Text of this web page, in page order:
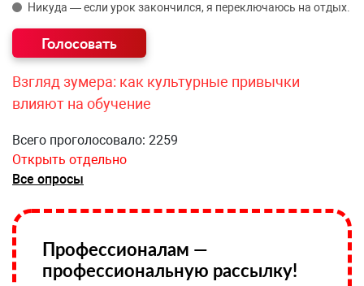
Никуда — если урок закончился, я переключаюсь на отдых.
Взгляд зумера: как культурные привычки
влияют на обучение
Всего проголосовало: 2259
Открыть отдельно
Все опросы
Профессионалам —
профессиональную рассылку!